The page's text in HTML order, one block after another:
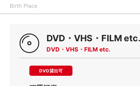
Birth Place
DVD・VHS・FILM etc.
DVD・VHS・FILM etc.
DVD貸出可